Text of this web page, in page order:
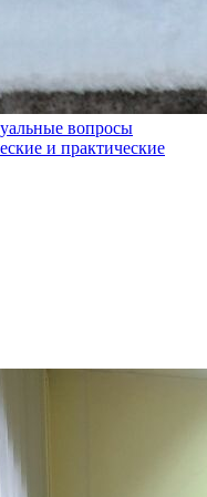
вопросы
и практические